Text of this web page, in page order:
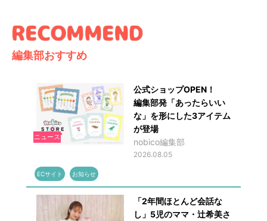
編集部おすすめ
ニュース
公式ショップOPEN！
編集部発「あったらいい
な」を形にした3アイテム
が登場
nobico編集部
2026.08.05
ECサイト お知らせ
「2年間ほとんど会話な
し」5児のママ・辻希美さ